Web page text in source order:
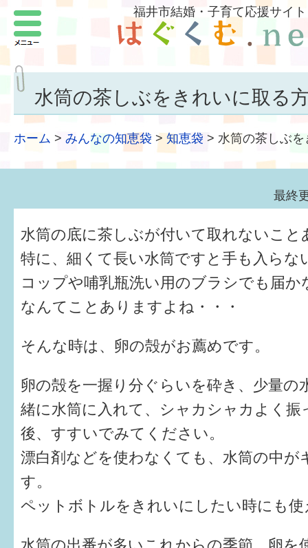
福井市結婚・子育て応援サイト
水筒の茶しぶをきれいに取る
ホーム > みんなの知恵袋 > 知恵袋 > 水筒の茶しぶ
最終
水筒の底に茶しぶが付いて取れないこと
特に、細くて長い水筒ですと手も入らな
コップや哺乳瓶洗い用のブラシでも届か
なんてことありますよね・・・
そんな時は、卵の殻がお薦めです。
卵の殻を一握り分ぐらいを砕き、少量の
緒に水筒に入れて、シャカシャカよく振
後、すすいでみてください。
漂白剤などを使わなくても、水筒の中が
す。
ペットボトルをきれいにしたい時にも使
メニュー
結婚したい
子どもがほしい
子どもを育てよう
もしものときの緊急連絡先
届出・手当・助成
健診・予防接種
仲間づくり・遊び場
子どもを預けたい
入園・入学
相談したい